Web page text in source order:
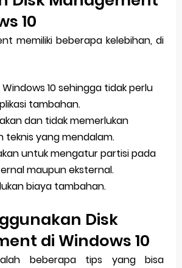
10
memiliki beberapa kelebihan, di
10 sehingga tidak perlu
tambahan.
dan tidak memerlukan
teknis yang mendalam.
untuk mengatur partisi pada
maupun eksternal.
biaya tambahan.
Disk
di Windows 10
beberapa tips yang bisa